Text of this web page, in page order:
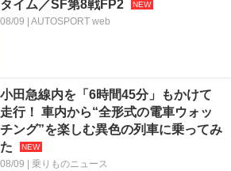
タイム／SF第8戦FP2
08/09 | AUTOSPORT web
小田急線内を「6時間45分」もかけて
走行！ 車内から“全形式の電車ウォッ
チング”を楽しむ異色の列車に乗ってみ
た
08/09 | 乗りものニュース